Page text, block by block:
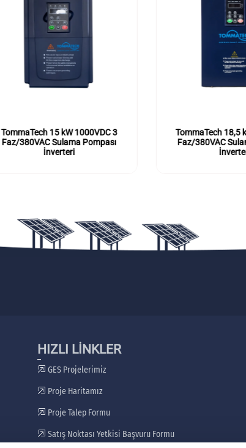
TommaTech 15 kW 1000VDC 3
Faz/380VAC Sulama Pompası
İnverteri
TommaTech 18,5
Faz/380VAC
HIZLI LİNKLER
GES Projelerimiz
Proje Haritamız
Proje Talep Formu
Satış Noktası Yetkisi Başvuru Formu